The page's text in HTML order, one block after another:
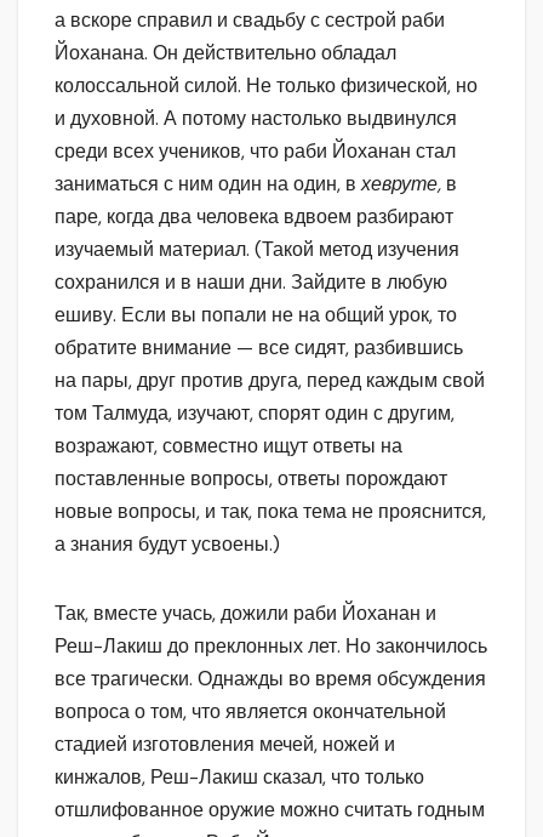
а вскоре справил и свадьбу с сестрой раби
Йоханана. Он действительно обладал
колоссальной силой. Не только физической, но
и духовной. А потому настолько выдвинулся
среди всех учеников, что раби Йоханан стал
заниматься с ним один на один, вхевруте, в
паре, когда два человека вдвоем разбирают
изучаемый материал. (Такой метод изучения
сохранился и в наши дни. Зайдите в любую
ешиву. Если вы попали не на общий урок, то
обратите внимание — все сидят, разбившись
на пары, друг против друга, перед каждым свой
том Талмуда, изучают, спорят один с другим,
возражают, совместно ищут ответы на
поставленные вопросы, ответы порождают
новые вопросы, и так, пока тема не прояснится,
а знания будут усвоены.)
Так, вместе учась, дожили раби Йоханан и
Реш-Лакиш до преклонных лет. Но закончилось
все трагически. Однажды во время обсуждения
вопроса о том, что является окончательной
стадией изготовления мечей, ножей и
кинжалов, Реш-Лакиш сказал, что только
отшлифованное оружие можно считать годным